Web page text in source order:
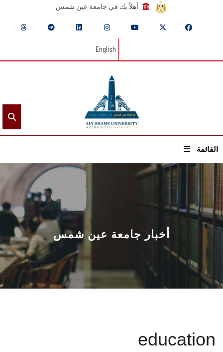
أهلاً بك في جامعة عين شمس
English
القائمة
الرئيسيـة
عن الجامعة
القطاعـات
الشئون الأكاديمية
البحث العلمي
أخبار جامعة عين شمس
education